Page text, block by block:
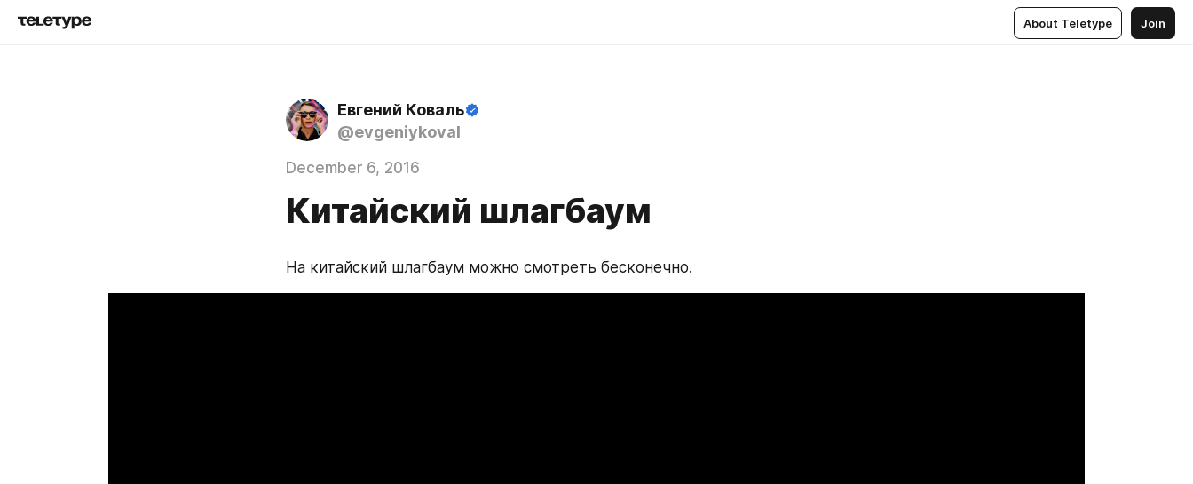
About Teletype Join
Евгений Коваль
@evgeniykoval
December 6, 2016
Китайский шлагбаум
На китайский шлагбаум можно смотреть бесконечно.